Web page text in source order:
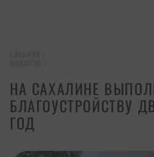
НА САХАЛИНЕ
БЛАГОУСТРОЙСТВУ
ГОД